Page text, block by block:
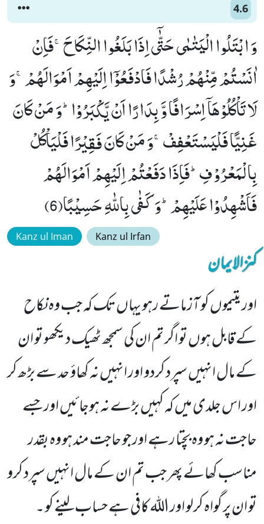
4.6
وَ ابْتَلُوا الْیَتٰمٰى حَتّٰۤى اِذَا بَلَغُوا النِّكَاحَۚ-فَاِنْ
اٰنَسْتُمْ مِّنْهُمْ رُشْدًا فَادْفَعُوْۤا اِلَیْهِمْ اَمْوَالَهُمْۚ-وَ
لَا تَاْكُلُوْهَاۤ اِسْرَافًا وَّ بِدَارًا اَنْ یَّكْبَرُوْاؕ-وَ مَنْ كَانَ
غَنِیًّا فَلْیَسْتَعْفِفْۚ-وَ مَنْ كَانَ فَقِیْرًا فَلْیَاْكُلْ
بِالْمَعْرُوْفِؕ-فَاِذَا دَفَعْتُمْ اِلَیْهِمْ اَمْوَالَهُمْ
فَاَشْهِدُوْا عَلَیْهِمْؕ-وَ كَفٰى بِاللّٰهِ حَسِیْبًا(6)
Kanz ul Iman Kanz ul Irfan
کنزالایمان
اور یتیموں کو آزماتے رہو یہاں تک کہ جب وہ نکاح
کے قابل ہوں تو اگر تم ان کی سمجھ ٹھیک دیکھو تو ان
کے مال انہیں سپرد کردو اور انہیں نہ کھاؤ حد سے بڑھ کر
اور اس جلدی میں کہ کہیں بڑے نہ ہوجائیں اور جسے
حاجت نہ ہو وہ بچتا رہے اور جو حاجت مند ہو وہ بقدر
مناسب کھائے پھر جب تم ان کے مال انہیں سپرد کرو
تو ان پر گواہ کرلو اور اللہ کافی ہے حساب لینے کو ۔